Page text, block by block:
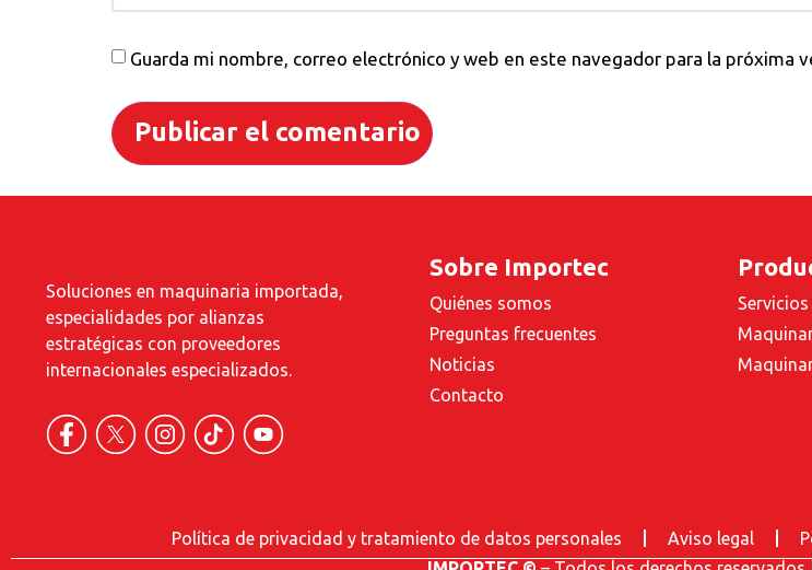
Guarda mi nombre, correo electrónico y web en este navegador para la próxima
Soluciones en maquinaria importada,
especialidades por alianzas
estratégicas con proveedores
internacionales especializados.
Sobre Importec
Quiénes somos
Preguntas frecuentes
Noticias
Contacto
Servicios
Política de privacidad y tratamiento de datos personales Aviso legal